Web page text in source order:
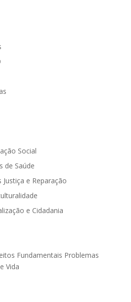
Social
de Saúde
e Reparação
e Cidadania
Fundamentais Problemas
Vida